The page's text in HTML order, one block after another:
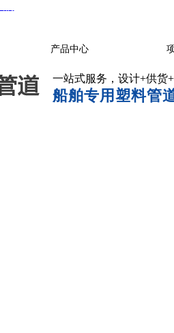
一站式服务，设计+供货
船舶专用塑料管
产品中心